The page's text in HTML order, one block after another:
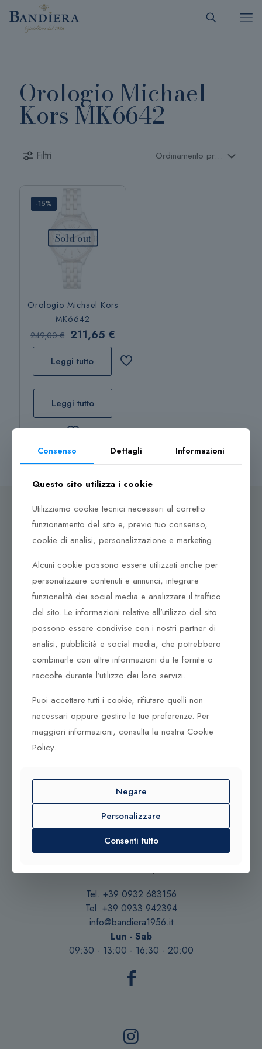
Orologio Michael
Kors MK6642
Filtri
-15%
Sold out
Orologio Michael Kors
MK6642
249,00€ Il
prezzo
originale
era:
249,00 €.
211,65 €
attuale
Leggi tutto
Leggi tutto
Dove ci puoi trovare
Corso Italia, 161
Tel. +39 0932 683156
97100 Ragusa RG
Corso Vittorio Emanuele 79/A
Tel. +39 0933 942394
95042 Grammichele CT
© 2025 Gioielleria Bandiera
P.IVA:01235880885 | Sito realizzato da
Tel. +39 0932 683156
Tel. +39 0933 942394
info@bandiera1956.it
Lun - Sab
09:30 - 13:00 - 16:30 - 20:00
Consenso Dettagli Informazioni
Questo sito utilizza i cookie
Utilizziamo cookie tecnici necessari al corretto
funzionamento del sito e, previo tuo consenso,
cookie di analisi, personalizzazione e marketing.
Alcuni cookie possono essere utilizzati anche per
personalizzare contenuti e annunci, integrare
funzionalità dei social media e analizzare il traffico
del sito. Le informazioni relative all’utilizzo del sito
possono essere condivise con i nostri partner di
analisi, pubblicità e social media, che potrebbero
combinarle con altre informazioni da te fornite o
raccolte durante l’utilizzo dei loro servizi.
Puoi accettare tutti i cookie, rifiutare quelli non
necessari oppure gestire le tue preferenze. Per
maggiori informazioni, consulta la nostra Cookie
Policy.
Negare
Personalizzare
Consenti tutto